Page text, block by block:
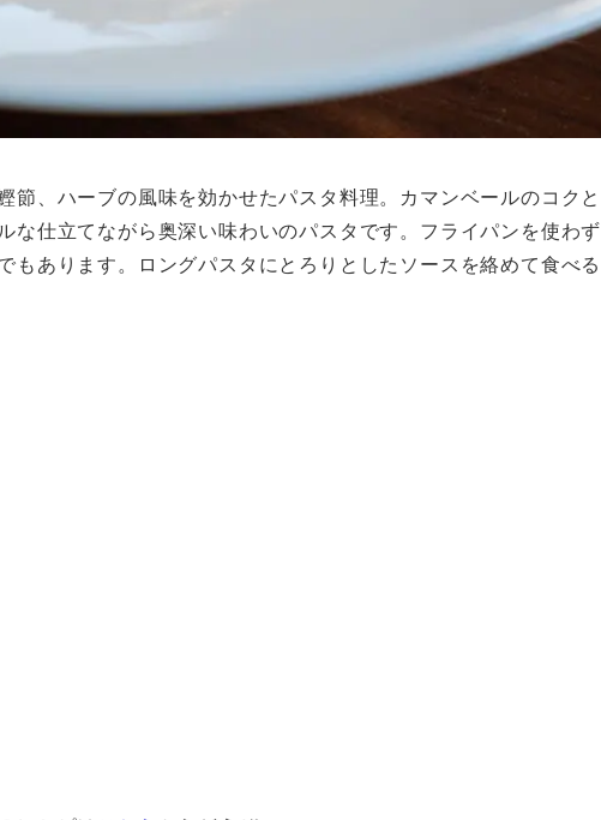
節、ハーブの風味を効かせたパスタ料理。カマンベールのコクと
な仕立てながら奥深い味わいのパスタです。フライパンを使わず
もあります。ロングパスタにとろりとしたソースを絡めて食べる